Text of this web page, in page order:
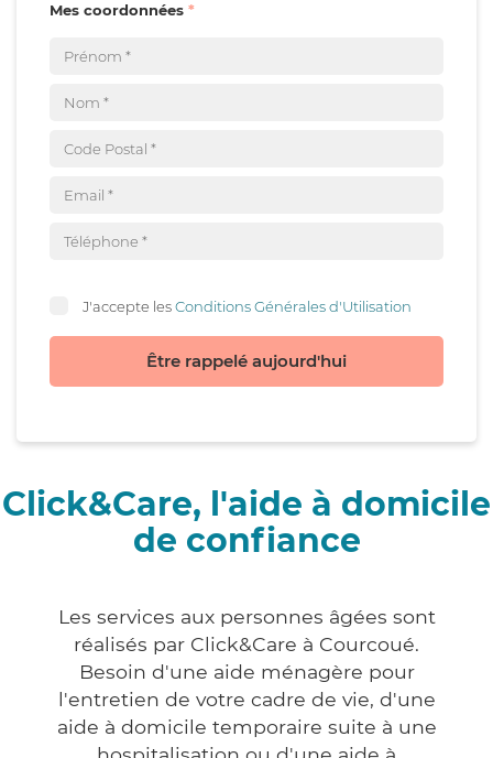
Mes coordonnées
J'accepte lesConditions Générales d'Utilisation
Être rappelé aujourd'hui
Click&Care, l'aide à domicile
de confiance
Les services aux personnes âgées sont
réalisés par Click&Care à Courcoué.
Besoin d'une aide ménagère pour
l'entretien de votre cadre de vie, d'une
aide à domicile temporaire suite à une